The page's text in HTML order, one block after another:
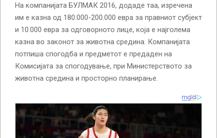
На компанијата БУЛМАК 2016, додаде таа, изречена
им е казна од 180.000-200.000 евра за правниот субјект
и 10.000 евра за одговорното лице, која е најголема
казна во законот за животна средина. Компанијата
потпиша спогодба и предметот е предаден на
Комисијата за спогодување, при Министерството за
животна средина и просторно планирање.